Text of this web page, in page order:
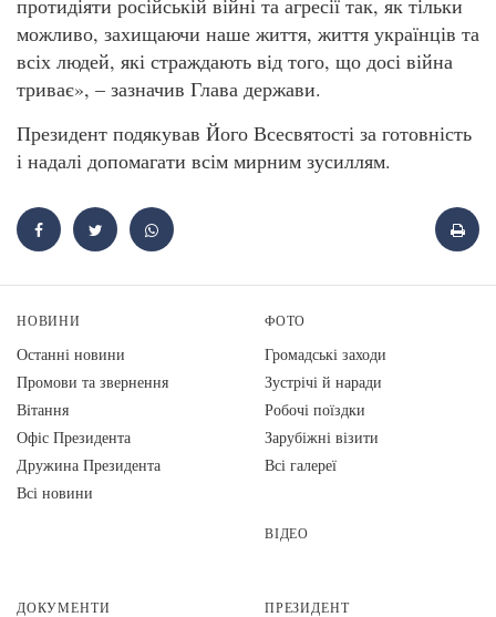
протидіяти російській війні та агресії так, як тільки
можливо, захищаючи наше життя, життя українців та
всіх людей, які страждають від того, що досі війна
триває», – зазначив Глава держави.
Президент подякував Його Всесвятості за готовність
і надалі допомагати всім мирним зусиллям.
НОВИНИ
Останні новини
Промови та звернення
Вiтання
Офіс Президента
Дружина Президента
Всі новини
ФОТО
Громадські заходи
Зустрічі й наради
Робочі поїздки
Зарубіжні візити
Всі галереї
ВІДЕО
ДОКУМЕНТИ ПРЕЗИДЕНТ